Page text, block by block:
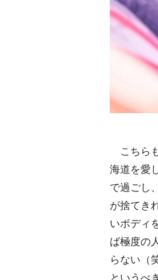
こちら
海道を愛
で過ごし
が捨てき
いボディ
ば極度の
らない（